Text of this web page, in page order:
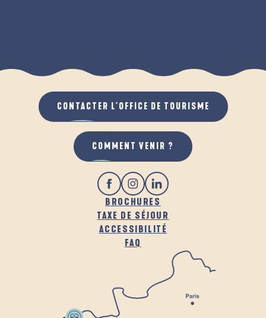
BROCHURES
TAXE DE SÉJOUR
ACCESSIBILITÉ
FAQ
CONTACTER L'OFFICE DE TOURISME
COMMENT VENIR ?